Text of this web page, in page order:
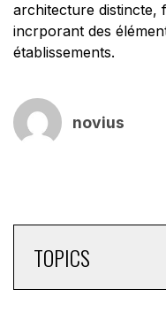
architecture distincte,
incrporant des
établissements.
novius
TOPICS